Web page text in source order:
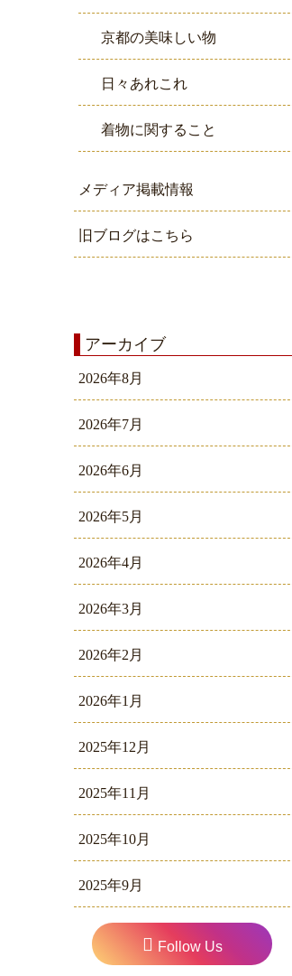
京都の美味しい物
日々あれこれ
着物に関すること
メディア掲載情報
旧ブログはこちら
アーカイブ
2026年8月
2026年7月
2026年6月
2026年5月
2026年4月
2026年3月
2026年2月
2026年1月
2025年12月
2025年11月
2025年10月
2025年9月
Follow Us